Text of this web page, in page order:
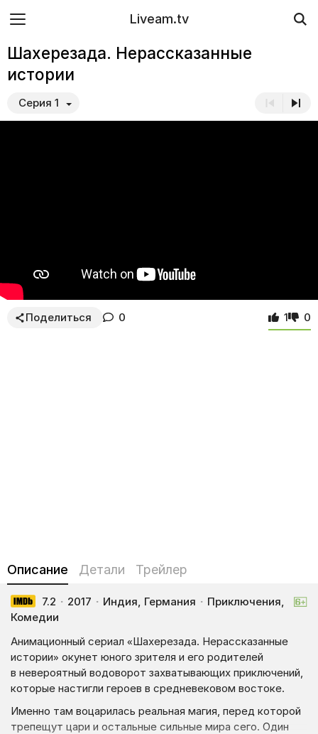
Liveam.tv
Шахерезада. Нерассказанные
истории
Серия 1
Поделиться 0 1 0
Описание Детали Трейлер
7.2 · 2017 · Индия, Германия · Приключения,
Комедии
Анимационный сериал «Шахерезада. Нерассказанные
истории» окунет юного зрителя и его родителей
в невероятный водоворот захватывающих приключений,
которые настигли героев в средневековом востоке.
Именно там воцарилась реальная магия, перед которой
трепещут цари и остальные сильные мира сего. Один